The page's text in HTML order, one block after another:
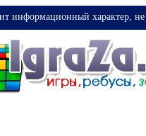
информационный характер,